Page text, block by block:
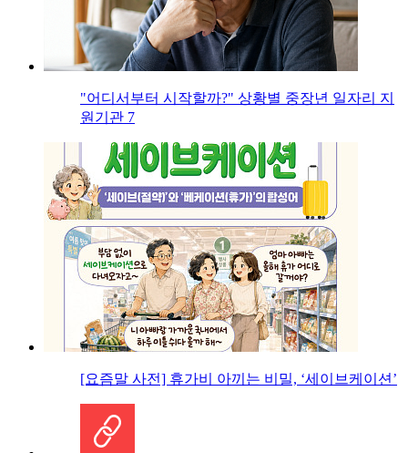
"어디서부터 시작할까?" 상황별 중장년 일자리 지
원기관 7
[요즘말 사전] 휴가비 아끼는 비밀, ‘세이브케이션’